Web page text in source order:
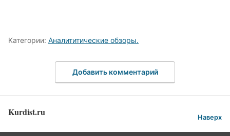
Категории: Аналититические обзоры.
Добавить комментарий
Kurdist.ru Наверх